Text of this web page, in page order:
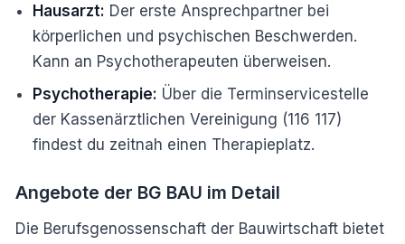
Hausarzt: Der erste Ansprechpartner bei
körperlichen und psychischen Beschwerden.
Kann an Psychotherapeuten überweisen.
Psychotherapie: Über die Terminservicestelle
der Kassenärztlichen Vereinigung (116 117)
findest du zeitnah einen Therapieplatz.
Angebote der BG BAU im Detail
Die Berufsgenossenschaft der Bauwirtschaft bietet